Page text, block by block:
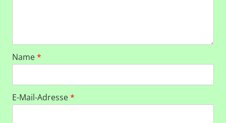
Name*
E-Mail-Adresse*